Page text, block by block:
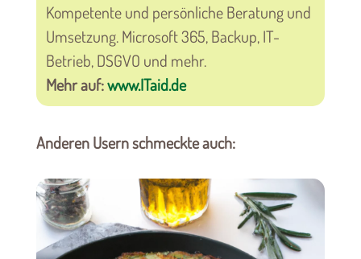
Kompetente und persönliche Beratung und
Umsetzung. Microsoft 365, Backup, IT-
Betrieb, DSGVO und mehr.
Mehr auf:www.ITaid.de
Anderen Usern schmeckte auch: